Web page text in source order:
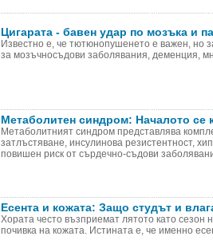
Цигарата - бавен удар по мозъка и
Известно е, че тютюнопушенето е важен, но
за мозъчносъдови заболявания, деменция,
Метаболитен синдром: Началото
Метаболитният синдром представлява
затлъстяване, инсулинова резистентност,
повишен риск от сърдечно-съдови
Есента и кожата: Защо студът и
Хората често възприемат лятото като сезон
почивка на кожата. Истината е, че именно